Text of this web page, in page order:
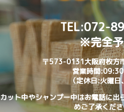
TEL:072-
※完全
〒573-0131大阪府枚方
営業時間
（定休日:火曜日
カット中やシャンプー中はお電話に出
めご了承くだ